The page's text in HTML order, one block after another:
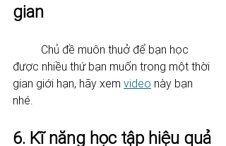
gian
được nhiều thứ bạn muốn trong một thời
gian giới hạn, hãy xem video này bạn
nhé.
6. Kĩ năng học tập hiệu quả